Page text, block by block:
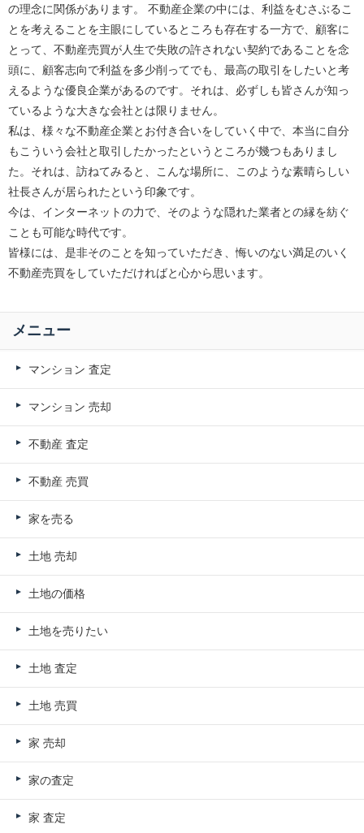
の理念に関係があります。 不動産企業の中には、利益をむさぶるこ
とを考えることを主眼にしているところも存在する一方で、顧客に
とって、不動産売買が人生で失敗の許されない契約であることを念
頭に、顧客志向で利益を多少削ってでも、最高の取引をしたいと考
えるような優良企業があるのです。それは、必ずしも皆さんが知っ
ているような大きな会社とは限りません。
私は、様々な不動産企業とお付き合いをしていく中で、本当に自分
もこういう会社と取引したかったというところが幾つもありまし
た。それは、訪ねてみると、こんな場所に、このような素晴らしい
社長さんが居られたという印象です。
今は、インターネットの力で、そのような隠れた業者との縁を紡ぐ
ことも可能な時代です。
皆様には、是非そのことを知っていただき、悔いのない満足のいく
不動産売買をしていただければと心から思います。
メニュー
マンション 査定
マンション 売却
不動産 査定
不動産 売買
家を売る
土地 売却
土地の価格
土地を売りたい
土地 査定
土地 売買
家 売却
家の査定
家 査定